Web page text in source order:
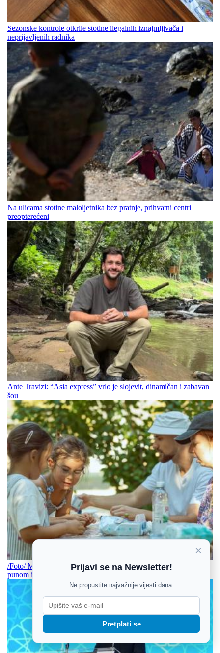
Sezonske kontrole otkrile stotine ilegalnih iznajmljivača i
neprijavljenih radnika
Na ulicama stotine maloljetnika bez pratnje, prihvatni centri
preopterećeni
Ante Travizi: “Asia express” vrlo je slojevit, dinamičan i zabavan
šou
/Foto/ Mali umjetnici preuzeli Ernestinovo sudjelovali u danu
punom igre, kreativnosti i stvaranja
×
Prijavi se na Newsletter!
Ne propustite najvažnije vijesti dana.
Pretplati se